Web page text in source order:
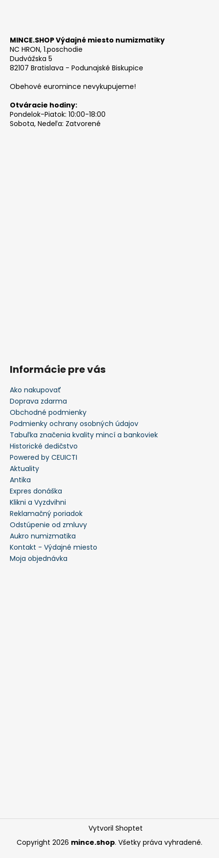
MINCE.SHOP Výdajné miesto numizmatiky
NC HRON, 1.poschodie
Dudvážska 5
82107 Bratislava - Podunajské Biskupice
Obehové euromince nevykupujeme!
Otváracie hodiny:
Pondelok-Piatok: 10:00-18:00
Sobota, Nedeľa: Zatvorené
Informácie pre vás
Ako nakupovať
Doprava zdarma
Obchodné podmienky
Podmienky ochrany osobných údajov
Tabuľka značenia kvality mincí a bankoviek
Historické dedičstvo
Powered by CEUICTI
Aktuality
Antika
Expres donáška
Klikni a Vyzdvihni
Reklamačný poriadok
Odstúpenie od zmluvy
Aukro numizmatika
Kontakt - Výdajné miesto
Moja objednávka
Vytvoril Shoptet
Copyright 2026 mince.shop. Všetky práva vyhradené.